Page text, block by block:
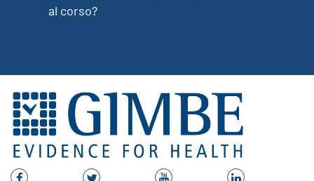
al corso?